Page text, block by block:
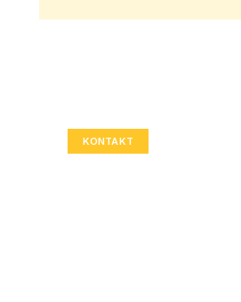
KONTAKT